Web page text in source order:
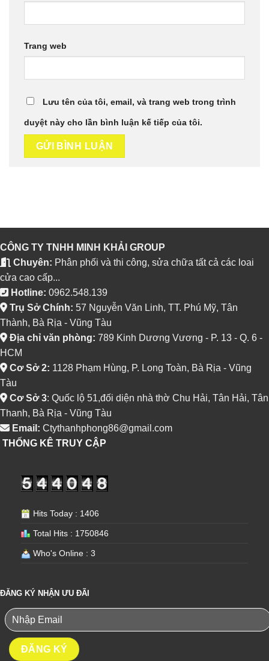
Trang web
Lưu tên của tôi, email, và trang web trong trình
duyệt này cho lần bình luận kế tiếp của tôi.
CÔNG TY TNHH MINH KHẢI GROUP
Chuyên: Phân phối và thi công, sửa chữa tất cả các loai
cửa cao cấp...
Hotline: 0962.548.139
Trụ Sở Chính: 57 Nguyễn Văn Linh, TT. Phú Mỹ, Tân
Thành, Bà Rịa - Vũng Tàu
Địa chỉ văn phòng: 789 Kinh Dương Vương - P. 13 - Q. 6 -
HCM
Cơ Sở 2: 1128 Phạm Hùng, P. Long Toàn, Bà Rịa - Vũng
Tàu
Cơ Sở 3: Quốc lộ 51,đối diện nhà thờ Chu Hải, Tân Hải, Tân
Thanh, Bà Rịa - Vũng Tàu
Email: Ctythanhphong86@gmail.com
THỐNG KÊ TRUY CẬP
Hits Today : 1406
Total Hits : 1750846
Who's Online : 3
ĐĂNG KÝ NHẬN ƯU ĐÃI